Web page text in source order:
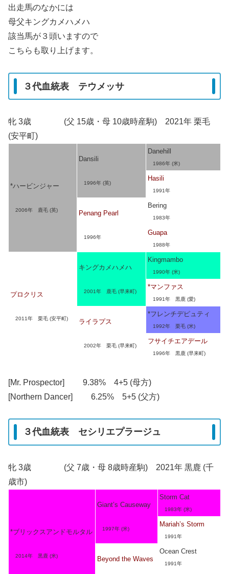
出走馬のなかには
母父キングカメハメハ
該当馬が３頭いますので
こちらも取り上げます。
３代血統表 テウメッサ
牝 3歳 (父 15歳・母 10歳時産駒) 2021年 栗毛
(安平町)
*ハービンジャー
2006年 鹿毛 (英)
Dansili
1996年 (英)
Danehill
1986年 (米)
Hasili
1991年
Penang Pearl
1996年
Bering
1983年
Guapa
1988年
プロクリス
2011年 栗毛 (安平町)
キングカメハメハ
2001年 鹿毛 (早来町)
Kingmambo
1990年 (米)
*マンファス
1991年 黒鹿 (愛)
ライラプス
2002年 栗毛 (早来町)
*フレンチデピュティ
1992年 栗毛 (米)
フサイチエアデール
1996年 黒鹿 (早来町)
[Mr. Prospector] 9.38% 4+5 (母方)
[Northern Dancer] 6.25% 5+5 (父方)
３代血統表 セシリエプラージュ
牝 3歳 (父 7歳・母 8歳時産駒) 2021年 黒鹿 (千
歳市)
*ブリックスアンドモルタル
2014年 黒鹿 (米)
Giant’s Causeway
1997年 (米)
Storm Cat
1983年 (米)
Mariah’s Storm
1991年
Beyond the Waves
Ocean Crest
1991年